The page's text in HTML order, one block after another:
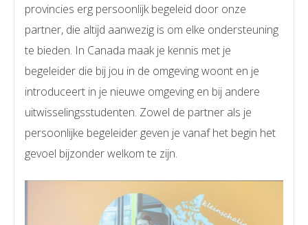
provincies erg persoonlijk begeleid door onze
partner, die altijd aanwezig is om elke ondersteuning
te bieden. In Canada maak je kennis met je
begeleider die bij jou in de omgeving woont en je
introduceert in je nieuwe omgeving en bij andere
uitwisselingsstudenten. Zowel de partner als je
persoonlijke begeleider geven je vanaf het begin het
gevoel bijzonder welkom te zijn.